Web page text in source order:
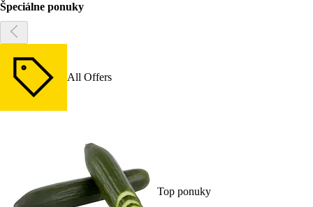
Špeciálne ponuky
All Offers
Top ponuky